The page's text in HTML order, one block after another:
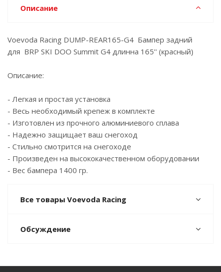
Описание
Voevoda Racing DUMP-REAR165-G4 Бампер задний
для BRP SKI DOO Summit G4 длинна 165'' (красный)
Описание:
- Легкая и простая установка
- Весь необходимый крепеж в комплекте
- Изготовлен из прочного алюминиевого сплава
- Надежно защищает ваш снегоход
- Стильно смотрится на снегоходе
- Произведен на высококачественном оборудовании
- Вес бампера 1400 гр.
Все товары Voevoda Racing
Обсуждение